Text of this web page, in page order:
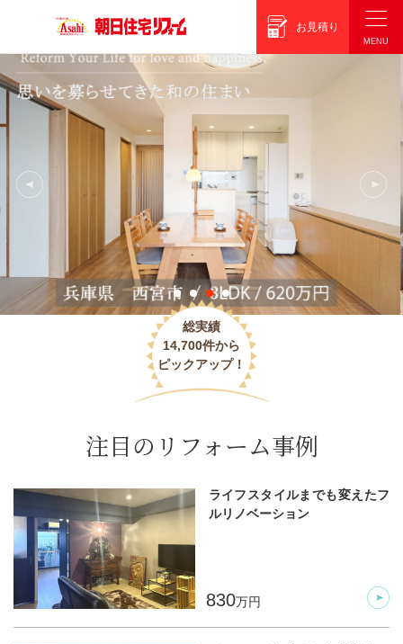
お見積り
総実績
14,700件から
ピックアップ！
注目のリフォーム事例
ライフスタイルまでも変えたフ
ルリノベーション
830万円